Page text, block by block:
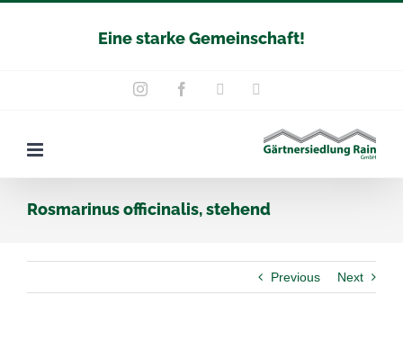
Eine starke Gemeinschaft!
InstagramFacebookYouTube
Rosmarinus officinalis, stehend
Previous Next